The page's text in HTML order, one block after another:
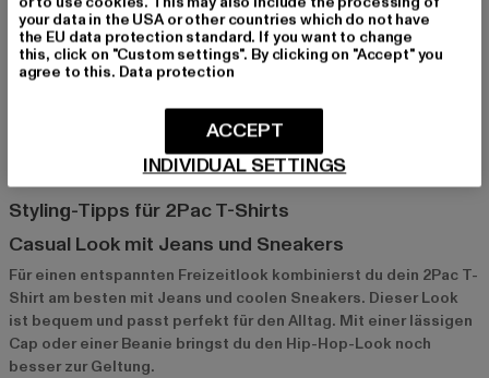
Southpole: Streetwear und Rap-Style vereint
Southpolebietet klassische und trendige 2Pac T-Shirts, die
den Streetstyle perfekt ergänzen. Diese Marke ist ideal für
alle, die auf der Suche nach authentischer Rap-Mode sind und
den Stil von Tupac in ihr Outfit integrieren möchten.
Styling-Tipps für 2Pac T-Shirts
Casual Look mit Jeans und Sneakers
Für einen entspannten Freizeitlook kombinierst du dein 2Pac T-
Shirt am besten mit Jeans und coolen Sneakers. Dieser Look
ist bequem und passt perfekt für den Alltag. Mit einer lässigen
Cap oder einer Beanie bringst du den Hip-Hop-Look noch
besser zur Geltung.
your data in the USA or other countries which do not have
the EU data protection standard. If you want to change
this, click on "Custom settings". By clicking on "Accept" you
agree to this. Data protection
INDIVIDUAL SETTINGS
ACCEPT